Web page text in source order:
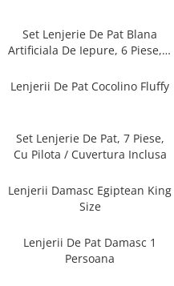
2 Persoane
Lenjerii De Pat Jacquard
Lenjerii De Pat Catifea
Set Lenjerie De Pat Blana
Artificiala De Iepure, 6 Piese, 2
Persoane
Piese, Cu Pilota Inclusa
Lenjerii De Pat Premium
Set Lenjerie De Pat, 7 Piese, Cu
Pilota / Cuvertura Inclusa
Set Lenjerie De Pat Blana
Artificiala De Iepure, 6 Piese, 2
Lenjerii De Pat Cocolino Fluffy
Set Lenjerie De Pat, 7 Piese,
Cu Pilota / Cuvertura Inclusa
Lenjerii Damasc Egiptean King
Size
Lenjerii De Pat Damasc 1
Persoana